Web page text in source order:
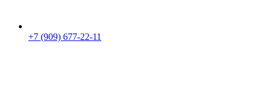
+7 (909) 677-22-11